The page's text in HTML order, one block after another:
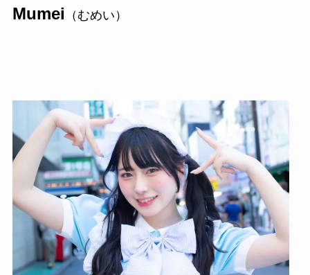
Mumei （むめい）